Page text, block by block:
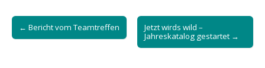
Post
navigation
← Bericht vom Teamtreffen
Jetzt wirds wild –
Jahreskatalog gestartet →